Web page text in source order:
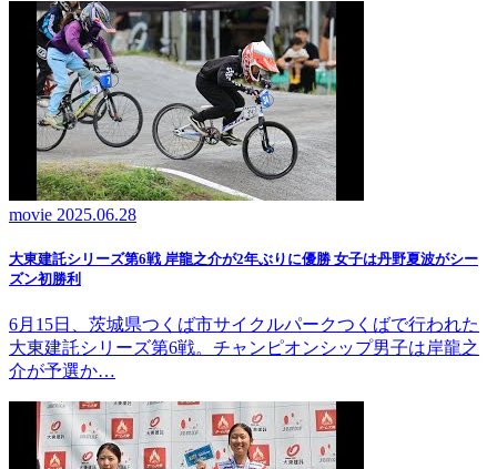
movie 2025.06.28
大東建託シリーズ第6戦 岸龍之介が2年ぶりに優勝 女子は丹野夏波がシー
ズン初勝利
6月15日、茨城県つくば市サイクルパークつくばで行われた
大東建託シリーズ第6戦。チャンピオンシップ男子は岸龍之
介が予選か…